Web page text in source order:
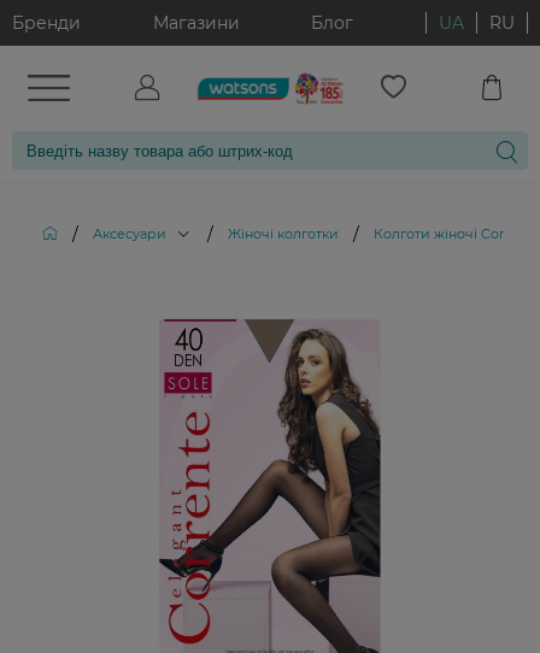
Бренди Магазини Блог UA RU
/ Аксесуари / Жіночі колготки / Колготи жіночі